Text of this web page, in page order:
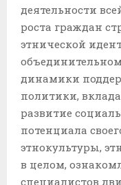
деятельности
роста граждан
этнической
объединительном
динамики
политики,
развитие
потенциала
этнокультуры,
в целом,
специалистов